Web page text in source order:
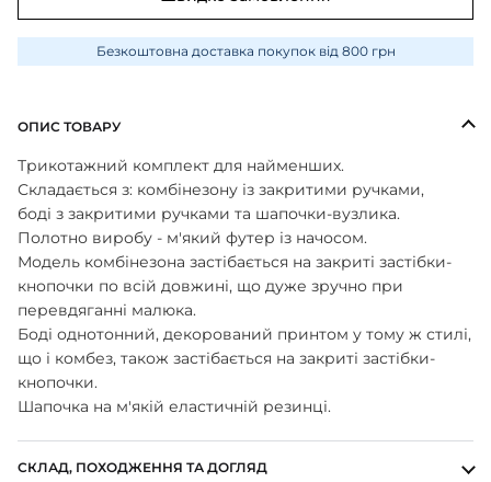
Безкоштовна доставка покупок від 800 грн
ОПИС ТОВАРУ
Трикотажний комплект для найменших.
Складається з: комбінезону із закритими ручками,
боді з закритими ручками та шапочки-вузлика.
Полотно виробу - м'який футер із начосом.
Модель комбінезона застібається на закриті застібки-
кнопочки по всій довжині, що дуже зручно при
перевдяганні малюка.
Боді однотонний, декорований принтом у тому ж стилі,
що і комбез, також застібається на закриті застібки-
кнопочки.
Шапочка на м'якій еластичній резинці.
СКЛАД, ПОХОДЖЕННЯ ТА ДОГЛЯД
КУРТКИ
ПЕРЧАТКИ
ПЛЕДИ
СУКНІ
ФУТБОЛКИ
ЧОЛОВІЧКИ СЛІПИ
ШАПОЧКИ
ШТАНЦІ
ПОВЗУНКИ
ДЖОГЕРИ
ПІЖАМИ
ТЕРМОБІЛИЗНА
ХУДІ СВІТШОТИ
ШАПКИ ПОВ'ЯЗКИ
ФУТБОЛКИ
ХУДІ ЛОНГСЛІВИ
СВІТШОТИ
ШТАНИ ДЖОГЕРИ